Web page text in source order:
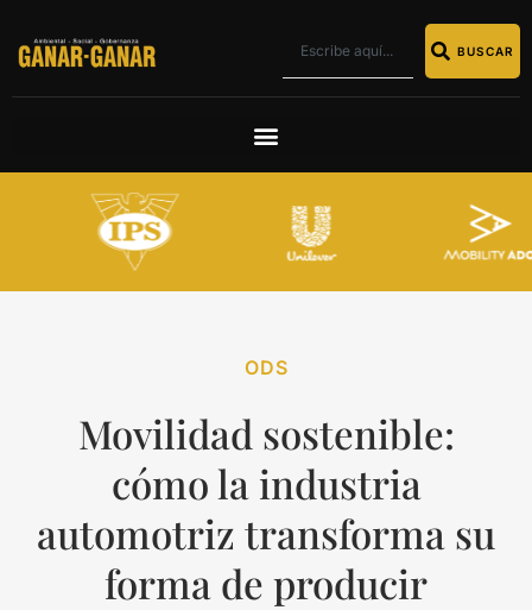
BUSCAR
ODS
Movilidad sostenible:
cómo la industria
automotriz transforma su
forma de producir